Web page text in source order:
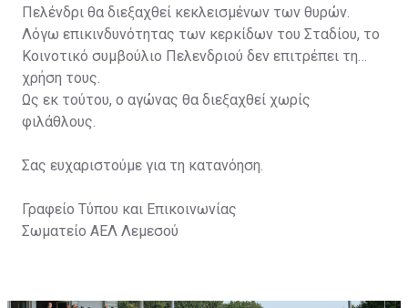
Πελένδρι θα διεξαχθεί κεκλεισμένων των θυρών.
Λόγω επικινδυνότητας των κερκίδων του Σταδίου, το
Κοινοτικό συμβούλιο Πελενδριού δεν επιτρέπει τη
χρήση τους.
Ως εκ τούτου, ο αγώνας θα διεξαχθεί χωρίς
φιλάθλους.
Σας ευχαριστούμε για τη κατανόηση.
Γραφείο Τύπου και Επικοινωνίας
Σωματείο ΑΕΛ Λεμεσού